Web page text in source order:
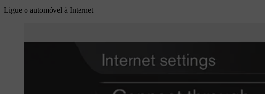
Ligue o automóvel à Internet